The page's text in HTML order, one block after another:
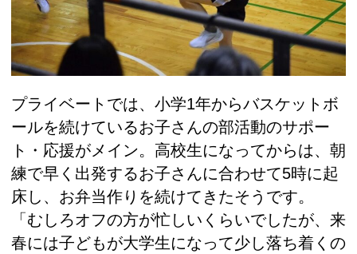
プライベートでは、小学1年からバスケットボ
ールを続けているお子さんの部活動のサポー
ト・応援がメイン。高校生になってからは、朝
練で早く出発するお子さんに合わせて5時に起
床し、お弁当作りを続けてきたそうです。
「むしろオフの方が忙しいくらいでしたが、来
春には子どもが大学生になって少し落ち着くの